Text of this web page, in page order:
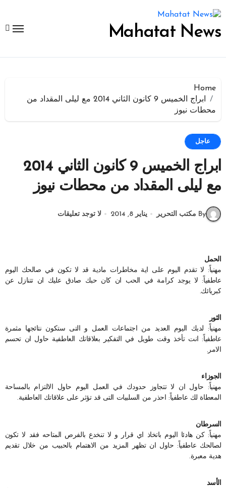
إلى
المحتوى
Mahatat News
Home
ابراج الخميس 9 كانون الثاني 2014 مع ليلى المقداد من
محطات نيوز
عاجل
ابراج الخميس 9 كانون الثاني 2014
مع ليلى المقداد من محطات نيوز
By مكتب التحرير يناير 8, 2014 لا توجد تعليقات
الحمل
مهنياً: لا تقدم اليوم على اية مخاطرات مادية قد لا تكون في صالحك اليوم
عاطفياً: لا يوجد كرامة في الحب ان كان حبك صادق عليك ان تتنازل عن
كبريائك.
الثور
مهنياً: لديك اليوم العديد من اجتماعات العمل و التى ستكون نتائجها مثمرة
عاطفياً: انت تأخذ وقت طويل في التفكير بعلاقاتك العاطفية حاول ان تحسم
الامر.
الجوزاء
مهنياً: حاول ان لا تتجاوز حدودك في العمل اليوم حاول الالتزام بالمساحة
المعطاة لك عاطفياً: احذر من السلبيات التى قد تؤثر على علاقاتك العاطفية.
السرطان
مهنياً: كن هادئا اليوم باتخاذ اي قرار و لا تنخدع بالفرص المتاحه فقد لا تكون
لصالحك عاطفياً: حاول ان تظهر المزيد من الاهتمام بالحبيب من خلال تقديم
هدية معبرة.
الأسد